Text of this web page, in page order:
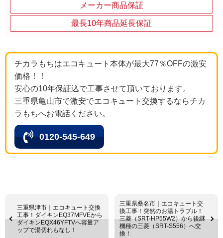
メーカー商品保証
最長10年商品延長保証
チカラもちはエコキュート本体が最大77％OFFの激安
価格！！
安心の10年保証込で工事させて頂いております。
三重県亀山市で激安でエコキュート交換するならチカ
ラもちへお電話ください。
0120-545-649
三重県津市｜エコキュート交換
工事！ダイキンEQ37MFVEから
ダイキンEQX46YFTVへ容量ア
ップで湯切れもなし！
三重県桑名市｜エコキュート交
換工事！突然のお湯トラブル！
三菱（SRT-HP55W2）から後継
機種の三菱（SRT-S556）へ交
換！